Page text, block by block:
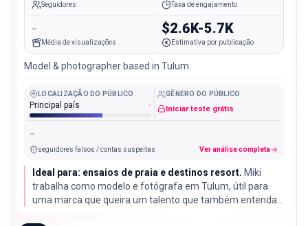
Seguidores Taxa de engajamento
-
Média de visualizações
$2.6K-5.7K
Estimativa por publicação
Model & photographer based in Tulum.
LOCALIZAÇÃO DO PÚBLICO
Principal país -
GÊNERO DO PÚBLICO
Iniciar teste grátis
-
seguidores falsos / contas suspeitas Ver análise completa
Ideal para: ensaios de praia e destinos resort. Miki
trabalha como modelo e fotógrafa em Tulum, útil para
uma marca que queira um talento que também entenda